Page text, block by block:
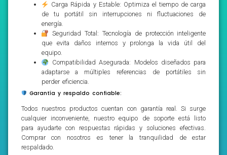
Carga Rápida y Estable: Optimiza el tiempo de carga
de tu portátil sin interrupciones ni fluctuaciones de
energía.
Seguridad Total: Tecnología de protección inteligente
que evita daños internos y prolonga la vida útil del
equipo.
Compatibilidad Asegurada: Modelos diseñados para
adaptarse a múltiples referencias de portátiles sin
perder eficiencia.
Garantía y respaldo confiable:
Todos nuestros productos cuentan con garantía real. Si surge
cualquier inconveniente, nuestro equipo de soporte está listo
para ayudarte con respuestas rápidas y soluciones efectivas.
Comprar con nosotros es tener la tranquilidad de estar
respaldado.